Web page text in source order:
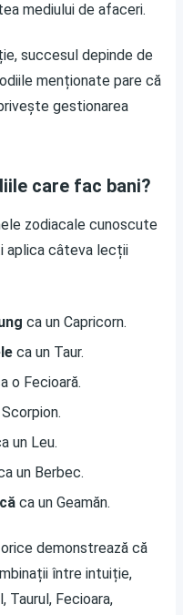
mediului de afaceri.
succesul depinde de
menționate pare că
gestionarea
care fac bani?
zodiacale cunoscute
aplica câteva lecții
ca un Capricorn.
ca un Taur.
o Fecioară.
un Leu.
un Berbec.
ca un Geamăn.
demonstrează că
între intuiție,
Taurul, Fecioara,